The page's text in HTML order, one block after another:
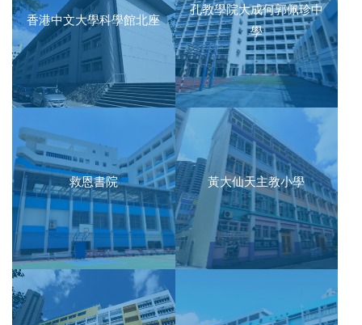
香港中文大學科學館北座
孔教學院大成何郭佩珍中
學
救恩書院 黃大仙天主教小學